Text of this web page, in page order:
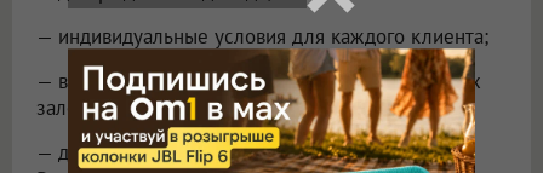
— индивидуальные условия для каждого клиента;
— возможность рефинансирования действующих
залоговых кредитов сторонних банков;
— доступность программы во многих регионах